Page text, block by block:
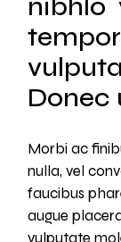
Donec
Morbi ac
nulla, vel
faucibus
augue
vulputate